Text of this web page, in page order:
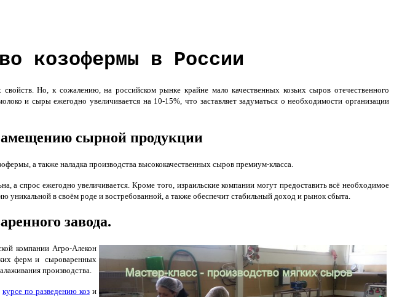
козофермы в России
Но, к сожалению, на российском рынке крайне мало качественных козьих сыров отечественного
и сыры ежегодно увеличивается на 10-15%, что заставляет задуматься о необходимости организации
сырной продукции
а также наладка производства высококачественных сыров премиум-класса.
а спрос ежегодно увеличивается. Кроме того, израильские компании могут предоставить всё необходимое
уникальной в своём роде и востребованной, а также обеспечит стабильный доход и рынок сбыта.
завода.
компании Агро-Алекон
ферм и сыроваренных
производства.
курсе по разведению кози